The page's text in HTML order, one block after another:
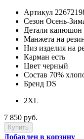
Артикул
Сезон Осень-
Детали капюшон
Манжета на
Низ изделия на
Карман есть
Цвет черный
Состав 70%
Бренд DS
2XL
7 850 руб.
Добавлен в корзину